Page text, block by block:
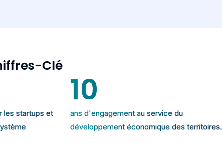
Clé
les startups et
ans d'engagement au service du
développement économique des territoires.
10